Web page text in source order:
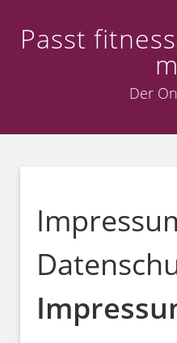
Passt
Der